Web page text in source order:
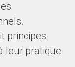
principes
leur pratique